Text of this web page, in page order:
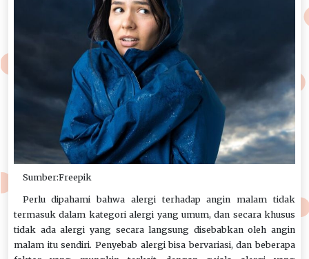
Sumber:Freepik
Perlu dipahami bahwa alergi terhadap angin malam tidak
termasuk dalam kategori alergi yang umum, dan secara khusus
tidak ada alergi yang secara langsung disebabkan oleh angin
malam itu sendiri. Penyebab alergi bisa bervariasi, dan beberapa